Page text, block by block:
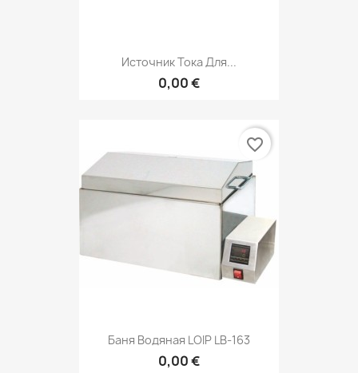
Источник Тока Для...
0,00 €
Баня Водяная LOIP LB-163
0,00 €
favorite_border